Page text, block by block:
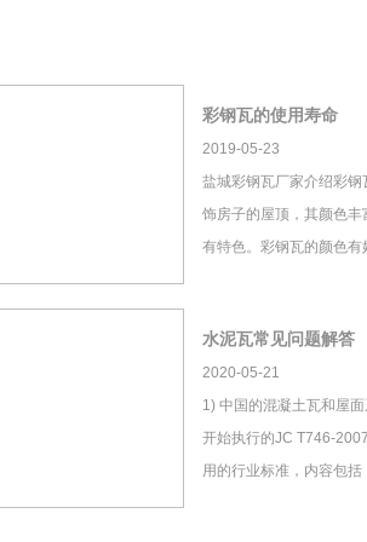
彩钢瓦的使用寿命
2019-05-23
盐城彩钢瓦厂家介绍彩
饰房子的屋顶，其颜色
有特色。彩钢瓦的颜色有
水泥瓦常见问题解答
2020-05-21
1) 中国的混凝土瓦和屋
开始执行的JC T746-
用的行业标准，内容包括